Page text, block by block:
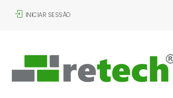
INICIAR SESSÃO